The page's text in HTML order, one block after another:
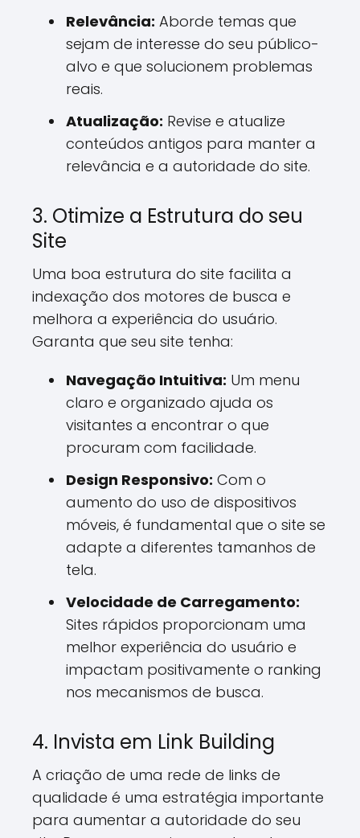
Relevância: Aborde temas que
sejam de interesse do seu público-
alvo e que solucionem problemas
reais.
Atualização: Revise e atualize
conteúdos antigos para manter a
relevância e a autoridade do site.
3. Otimize a Estrutura do seu
Site
Uma boa estrutura do site facilita a
indexação dos motores de busca e
melhora a experiência do usuário.
Garanta que seu site tenha:
Navegação Intuitiva: Um menu
claro e organizado ajuda os
visitantes a encontrar o que
procuram com facilidade.
Design Responsivo: Com o
aumento do uso de dispositivos
móveis, é fundamental que o site se
adapte a diferentes tamanhos de
tela.
Velocidade de Carregamento:
Sites rápidos proporcionam uma
melhor experiência do usuário e
impactam positivamente o ranking
nos mecanismos de busca.
4. Invista em Link Building
A criação de uma rede de links de
qualidade é uma estratégia importante
para aumentar a autoridade do seu